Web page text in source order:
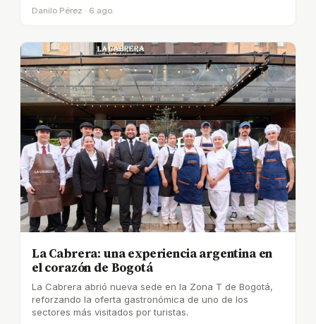
Danilo Pérez · 6 ago.
La Cabrera: una experiencia argentina en
el corazón de Bogotá
La Cabrera abrió nueva sede en la Zona T de Bogotá,
reforzando la oferta gastronómica de uno de los
sectores más visitados por turistas.